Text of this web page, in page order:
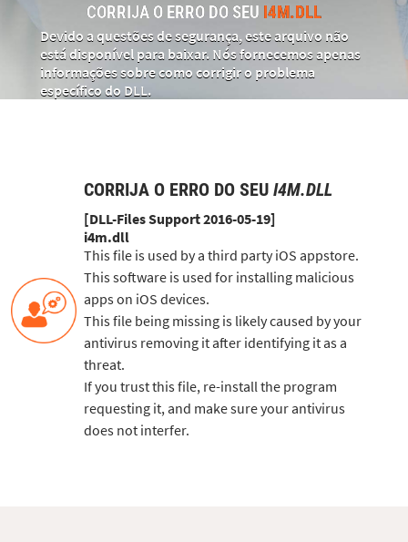
CORRIJA O ERRO DO SEU I4M.DLL
Devido a questões de segurança, este arquivo não
está disponível para baixar. Nós fornecemos apenas
informações sobre como corrigir o problema
específico do DLL.
CORRIJA O ERRO DO SEU I4M.DLL
[DLL-Files Support 2016-05-19]
i4m.dll
This file is used by a third party iOS appstore.
This software is used for installing malicious
apps on iOS devices.
This file being missing is likely caused by your
antivirus removing it after identifying it as a
threat.
If you trust this file, re-install the program
requesting it, and make sure your antivirus
does not interfer.